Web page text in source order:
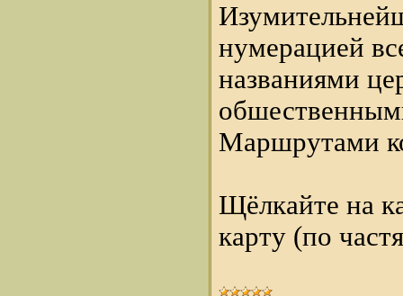
нумерацией
названиями
Маршрутами
Щёлкайте на
карту (по